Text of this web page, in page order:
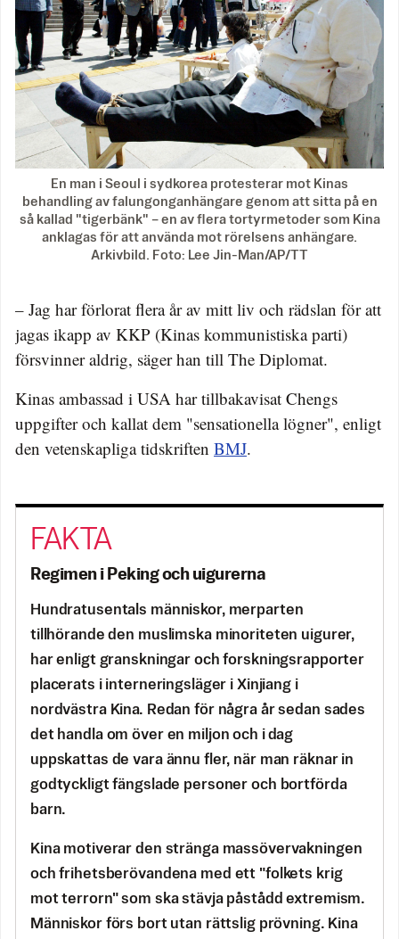
En man i Seoul i sydkorea protesterar mot Kinas
behandling av falungonganhängare genom att sitta på en
så kallad "tigerbänk" – en av flera tortyrmetoder som Kina
anklagas för att använda mot rörelsens anhängare.
Arkivbild. Foto: Lee Jin-Man/AP/TT
– Jag har förlorat flera år av mitt liv och rädslan för att
jagas ikapp av KKP (Kinas kommunistiska parti)
försvinner aldrig, säger han till The Diplomat.
Kinas ambassad i USA har tillbakavisat Chengs
uppgifter och kallat dem "sensationella lögner", enligt
den vetenskapliga tidskriften BMJ.
Regimen i Peking och uigurerna
Hundratusentals människor, merparten
tillhörande den muslimska minoriteten uigurer,
har enligt granskningar och forskningsrapporter
placerats i interneringsläger i Xinjiang i
nordvästra Kina. Redan för några år sedan sades
det handla om över en miljon och i dag
uppskattas de vara ännu fler, när man räknar in
godtyckligt fängslade personer och bortförda
barn.
Kina motiverar den stränga massövervakningen
och frihetsberövandena med ett "folkets krig
mot terrorn" som ska stävja påstådd extremism.
Människor förs bort utan rättslig prövning. Kina